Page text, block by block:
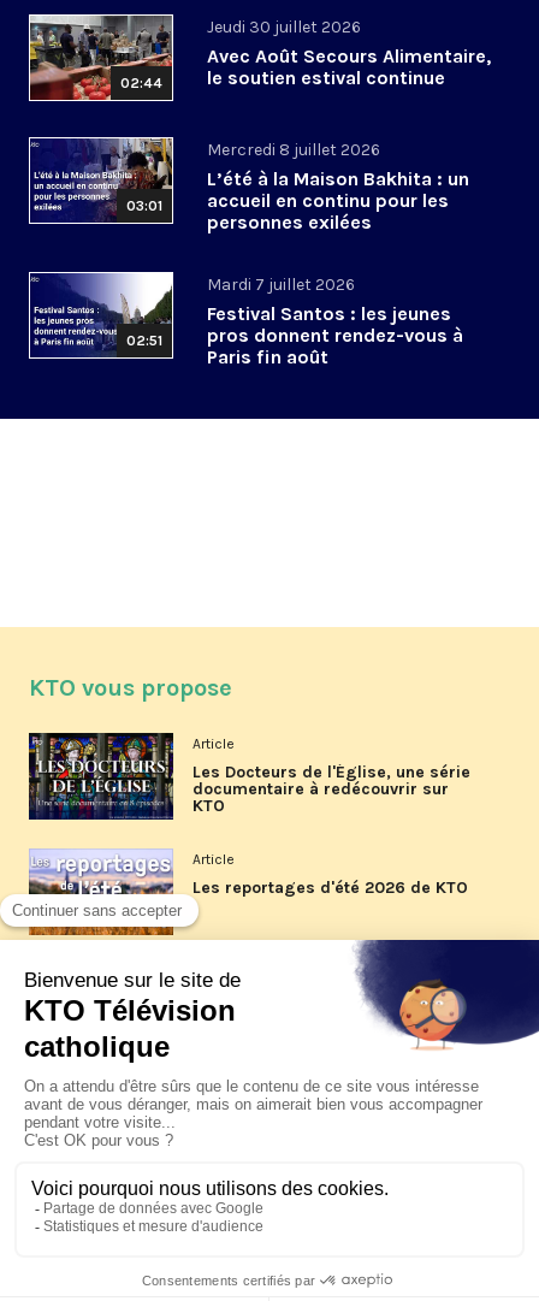
02:44
Jeudi 30 juillet 2026
Avec Août Secours Alimentaire,
le soutien estival continue
03:01
Mercredi 8 juillet 2026
L’été à la Maison Bakhita : un
accueil en continu pour les
personnes exilées
02:51
Mardi 7 juillet 2026
Festival Santos : les jeunes
pros donnent rendez-vous à
Paris fin août
KTO vous propose
Article
Les Docteurs de l'Église, une série
documentaire à redécouvrir sur
KTO
Article
Les reportages d'été 2026 de KTO
Article
La visite pastorale du pape Léon
XIV à Assise à suivre sur KTO le
Article
Le pape en Uruguay, Argentine et